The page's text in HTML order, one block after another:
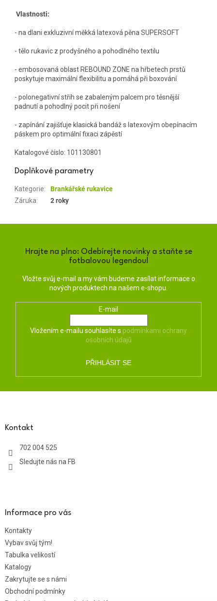
Vlastnosti:
- na dlani exkluzivní měkká latexová pěna SUPERSOFT
- tělo rukavic z prodyšného a pohodlného textilu
- embosovaná oblast REBOUND ZONE na hřbetech prstů
poskytuje maximální flexibilitu a pomáhá při boxování
- polonegativní střih se zabaleným palcem pro těsnější
padnutí a pohodlný pocit při nošení
- zapínání zajišťuje klasická bandáž s latexovým obepínacím
páskem pro optimální fixaci zápěstí
Katalogové číslo: 101130801
Doplňkové parametry
Kategorie:
Brankářské rukavice
Záruka: 2 roky
Hrajte na plno: Odebírejte novinky a staňte se
fotbalovou legendou!
Vložte svůj e-mail a my vám budeme zasílat informace o
nových produktech na našem e-shopu.
E-mail
Vložením e-mailu souhlasíte s podmínkami ochrany
osobních údajů
PŘIHLÁSIT SE
Kontakt
702 004 525
Sledujte nás na FB
Informace pro vás
Kontakty
Vybav svůj tým!
Tabulka velikostí
Katalogy
Zakrytujte se s námi
Obchodní podmínky